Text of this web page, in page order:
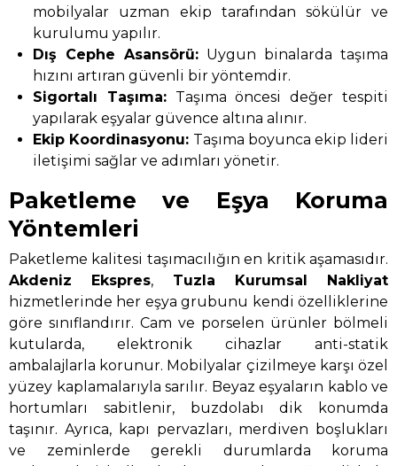
mobilyalar uzman ekip tarafından sökülür ve
kurulumu yapılır.
Dış Cephe Asansörü: Uygun binalarda taşıma
hızını artıran güvenli bir yöntemdir.
Sigortalı Taşıma:Taşıma öncesi değer tespiti
yapılarak eşyalar güvence altına alınır.
Ekip Koordinasyonu: Taşıma boyunca ekip lideri
iletişimi sağlar ve adımları yönetir.
Paketleme ve Eşya Koruma
Yöntemleri
Paketleme kalitesi taşımacılığın en kritik aşamasıdır.
Akdeniz Ekspres, Tuzla Kurumsal Nakliyat
hizmetlerinde her eşya grubunu kendi özelliklerine
göre sınıflandırır. Cam ve porselen ürünler bölmeli
kutularda, elektronik cihazlar anti-statik
ambalajlarla korunur. Mobilyalar çizilmeye karşı özel
yüzey kaplamalarıyla sarılır. Beyaz eşyaların kablo ve
hortumları sabitlenir, buzdolabı dik konumda
taşınır. Ayrıca, kapı pervazları, merdiven boşlukları
ve zeminlerde gerekli durumlarda koruma